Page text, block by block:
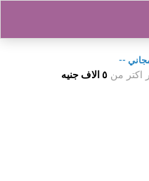
--
اكتر من ٥ الاف جنيه